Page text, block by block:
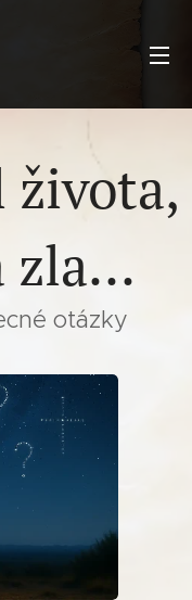
života,
zla...
otázky